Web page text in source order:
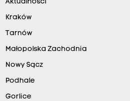
Aktualności
Kraków
Tarnów
Małopolska Zachodnia
Nowy Sącz
Podhale
Gorlice